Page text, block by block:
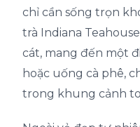
chỉ cần sống trọn
trà Indiana
cát, mang đến một
hoặc uống cà phê,
trong khung cảnh